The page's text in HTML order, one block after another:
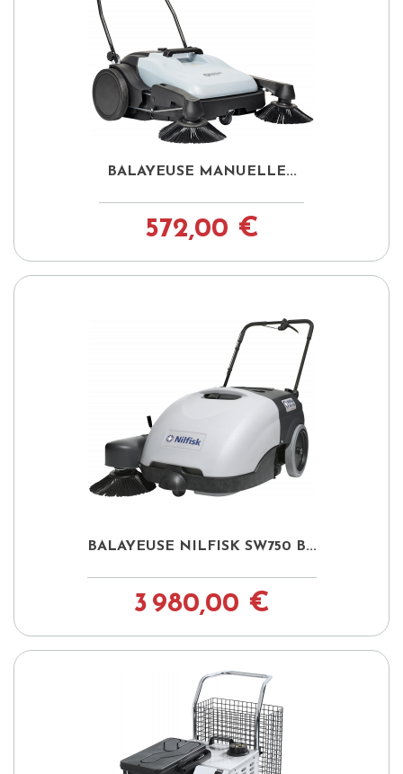
BALAYEUSE MANUELLE...
572,00 €
BALAYEUSE NILFISK SW750 B...
3 980,00 €